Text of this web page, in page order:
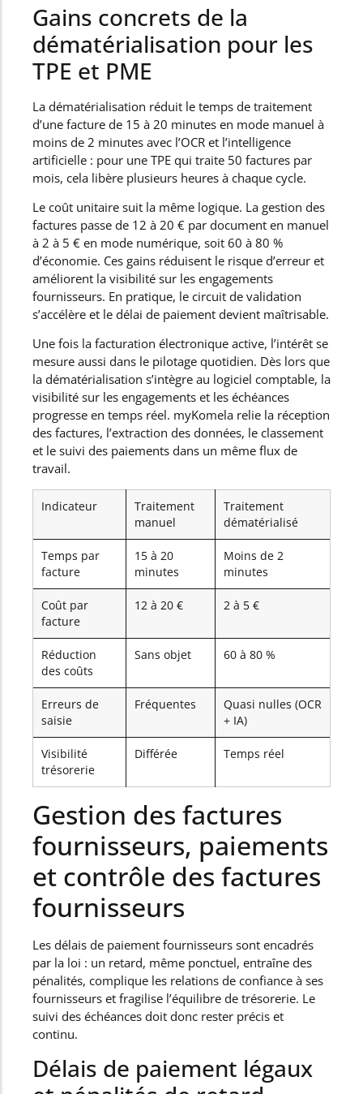
Gains concrets de la
dématérialisation pour les
TPE et PME
La dématérialisation réduit le temps de traitement
d’une facture de 15 à 20 minutes en mode manuel à
moins de 2 minutes avec l’OCR et l’intelligence
artificielle : pour une TPE qui traite 50 factures par
mois, cela libère plusieurs heures à chaque cycle.
Le coût unitaire suit la même logique. La gestion des
factures passe de 12 à 20 € par document en manuel
à 2 à 5 € en mode numérique, soit 60 à 80 %
d’économie. Ces gains réduisent le risque d’erreur et
améliorent la visibilité sur les engagements
fournisseurs. En pratique, le circuit de validation
s’accélère et le délai de paiement devient maîtrisable.
Une fois la facturation électronique active, l’intérêt se
mesure aussi dans le pilotage quotidien. Dès lors que
la dématérialisation s’intègre au logiciel comptable, la
visibilité sur les engagements et les échéances
progresse en temps réel. myKomela relie la réception
des factures, l’extraction des données, le classement
et le suivi des paiements dans un même flux de
travail.
Indicateur
Traitement
manuel
Traitement
dématérialisé
Temps par
facture
15 à 20
minutes
Moins de 2
minutes
Coût par
facture
12 à 20 € 2 à 5 €
Réduction
des coûts
Sans objet 60 à 80 %
Erreurs de
saisie
Fréquentes
Quasi nulles (OCR
+ IA)
Visibilité
trésorerie
Différée Temps réel
Gestion des factures
fournisseurs, paiements
et contrôle des factures
fournisseurs
Les délais de paiement fournisseurs sont encadrés
par la loi : un retard, même ponctuel, entraîne des
pénalités, complique les relations de confiance à ses
fournisseurs et fragilise l’équilibre de trésorerie. Le
suivi des échéances doit donc rester précis et
continu.
Délais de paiement légaux